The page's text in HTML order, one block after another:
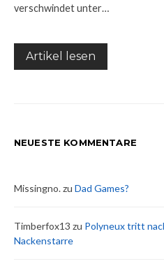
verschwindet unter…
Artikel lesen
NEUESTE KOMMENTARE
Missingno.zu Dad Games?
Timberfox13 zu Polyneux tritt
Nackenstarre